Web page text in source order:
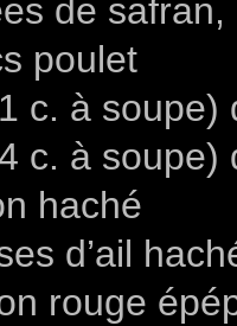
de
poulet
c. à soupe)
c. à soupe)
haché
d’ail
rouge